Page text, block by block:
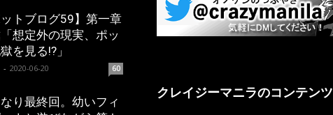
ットブログ59】第一章
想定外の現実、ポッ
を見る!?」
- 2020-06-20 60
り最終回。幼いフィ
クレイジーマニラのコンテンツ